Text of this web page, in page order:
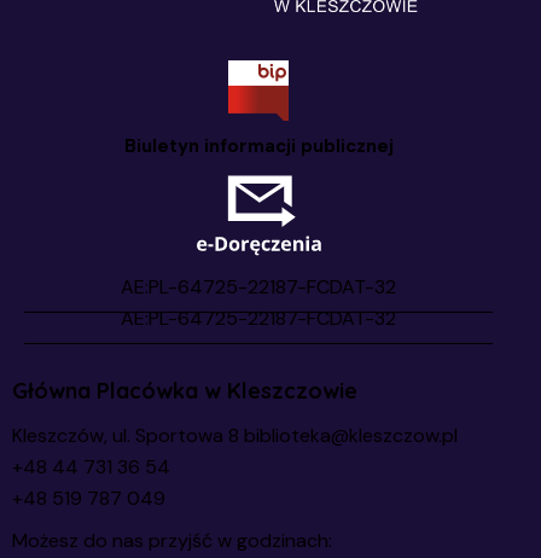
Biuletyn informacji publicznej
Główna Placówka w Kleszczowie
Kleszczów, ul. Sportowa 8 biblioteka@kleszczow.pl
+48 44 731 36 54
+48 519 787 049
Możesz do nas przyjść w godzinach: